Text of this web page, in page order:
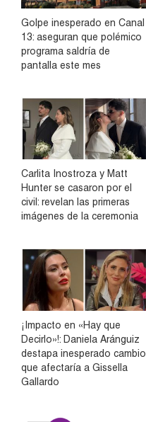
Golpe inesperado en Canal
13: aseguran que polémico
programa saldría de
pantalla este mes
Carlita Inostroza y Matt
Hunter se casaron por el
civil: revelan las primeras
imágenes de la ceremonia
¡Impacto en «Hay que
Decirlo»!: Daniela Aránguiz
destapa inesperado cambio
que afectaría a Gissella
Gallardo